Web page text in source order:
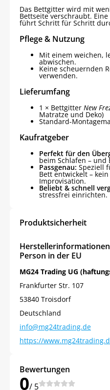
Das Bettgitter wird mit
Bettseite verschraubt.
führt Schritt für Schritt
Pflege & Nutzung
Mit einem weichen,
abwischen.
Keine scheuernden
verwenden.
Lieferumfang
1 × Bettgitter New
Matratze und Deko)
Standard-
Kaufratgeber
Perfekt für den
beim Schlafen – und
Passgenau: Speziell
Bett entwickelt –
Improvisation.
Beliebt & schnell
stressfrei einrichten.
Produktsicherheit
Person in der EU
MG24 Trading UG
Frankfurter Str. 107
53840 Troisdorf
Deutschland
info@mg24trading.de
https://
Bewertungen
0/ 5